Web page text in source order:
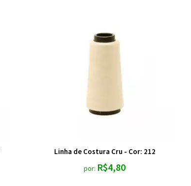
Linha de Costura Cru - Cor: 212
por: R$4,80